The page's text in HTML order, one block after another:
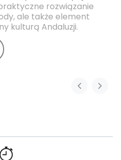
rozwiązanie
ale także element
kulturą Andaluzji.